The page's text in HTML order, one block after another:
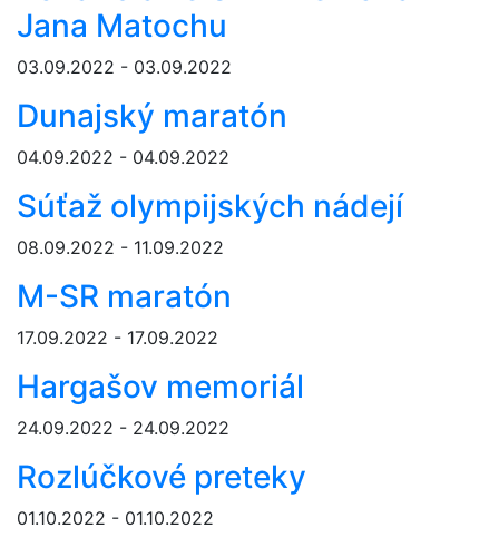
Jana Matochu
03.09.2022 - 03.09.2022
Dunajský maratón
04.09.2022 - 04.09.2022
Súťaž olympijských nádejí
08.09.2022 - 11.09.2022
M-SR maratón
17.09.2022 - 17.09.2022
Hargašov memoriál
24.09.2022 - 24.09.2022
Rozlúčkové preteky
01.10.2022 - 01.10.2022